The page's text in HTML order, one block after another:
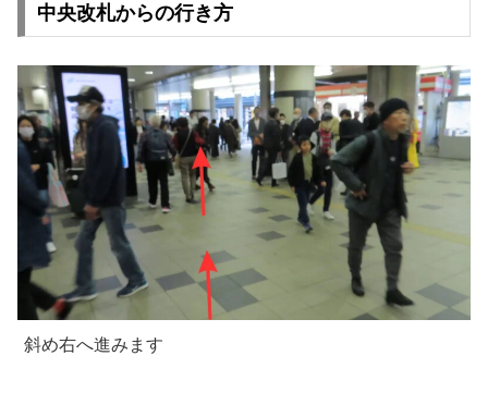
中央改札からの行き方
斜め右へ進みます